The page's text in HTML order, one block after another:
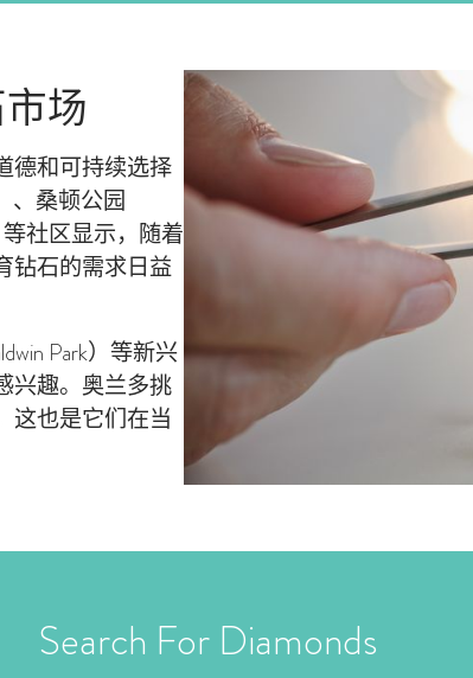
场
德和可持续选择
、桑顿公园
等社区显示，随着
钻石的需求日益
Park）等新兴
兴趣。奥兰多挑
这也是它们在当
Search For Diamonds